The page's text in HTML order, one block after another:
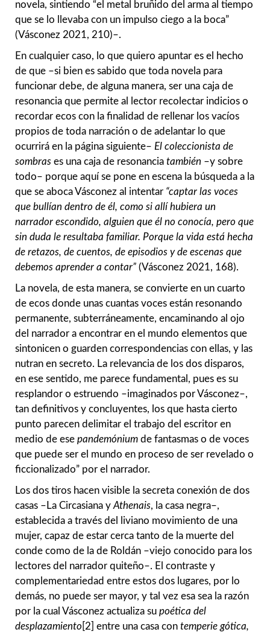
novela, sintiendo “el metal bruñido del arma al tiempo
que se lo llevaba con un impulso ciego a la boca”
(Vásconez 2021, 210)–.
En cualquier caso, lo que quiero apuntar es el hecho
de que –si bien es sabido que toda novela para
funcionar debe, de alguna manera, ser una caja de
resonancia que permite al lector recolectar indicios o
recordar ecos con la finalidad de rellenar los vacíos
propios de toda narración o de adelantar lo que
ocurrirá en la página siguiente– El coleccionista de
sombras es una caja de resonancia también –y sobre
todo– porque aquí se pone en escena la búsqueda a la
que se aboca Vásconez al intentar “captar las voces
que bullían dentro de él, como si allí hubiera un
narrador escondido, alguien que él no conocía, pero que
sin duda le resultaba familiar. Porque la vida está hecha
de retazos, de cuentos, de episodios y de escenas que
debemos aprender a contar” (Vásconez 2021, 168).
La novela, de esta manera, se convierte en un cuarto
de ecos donde unas cuantas voces están resonando
permanente, subterráneamente, encaminando al ojo
del narrador a encontrar en el mundo elementos que
sintonicen o guarden correspondencias con ellas, y las
nutran en secreto. La relevancia de los dos disparos,
en ese sentido, me parece fundamental, pues es su
resplandor o estruendo –imaginados por Vásconez–,
tan definitivos y concluyentes, los que hasta cierto
punto parecen delimitar el trabajo del escritor en
medio de ese pandemónium de fantasmas o de voces
que puede ser el mundo en proceso de ser revelado o
ficcionalizado” por el narrador.
Los dos tiros hacen visible la secreta conexión de dos
casas –La Circasiana y Athenais, la casa negra–,
establecida a través del liviano movimiento de una
mujer, capaz de estar cerca tanto de la muerte del
conde como de la de Roldán –viejo conocido para los
lectores del narrador quiteño–. El contraste y
complementariedad entre estos dos lugares, por lo
demás, no puede ser mayor, y tal vez esa sea la razón
por la cual Vásconez actualiza su poética del
desplazamiento [2] entre una casa con temperie gótica,